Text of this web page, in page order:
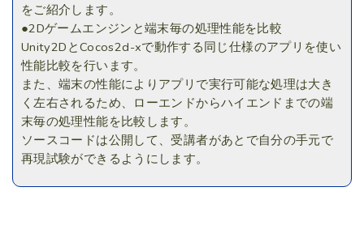
をご紹介します。
●2Dゲームエンジンと端末毎の処理性能を比較
Unity2DとCocos2d-xで動作する同じ仕様のアプリを使い
性能比較を行います。
また、端末の性能によりアプリで実行可能な処理は大き
く左右されるため、ローエンドからハイエンドまでの端
末毎の処理性能を比較します。
ソースコードは公開して、受講者があとで自分の手元で
再現試験ができるようにします。